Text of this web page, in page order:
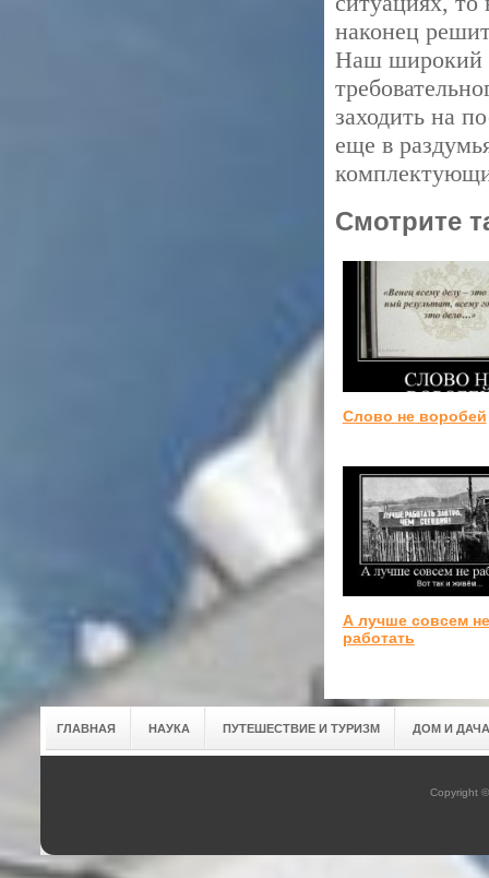
наконец
Наш широкий
заходить на
еще в
Смотрите
Слово не воробей
А лучше совсем не
работать
ГЛАВНАЯ НАУКА ПУТЕШЕСТВИЕ И ТУРИЗМ ДОМ И ДАЧА
Copyright